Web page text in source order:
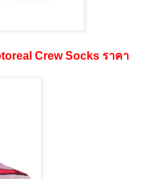
Crew Socks ราคา